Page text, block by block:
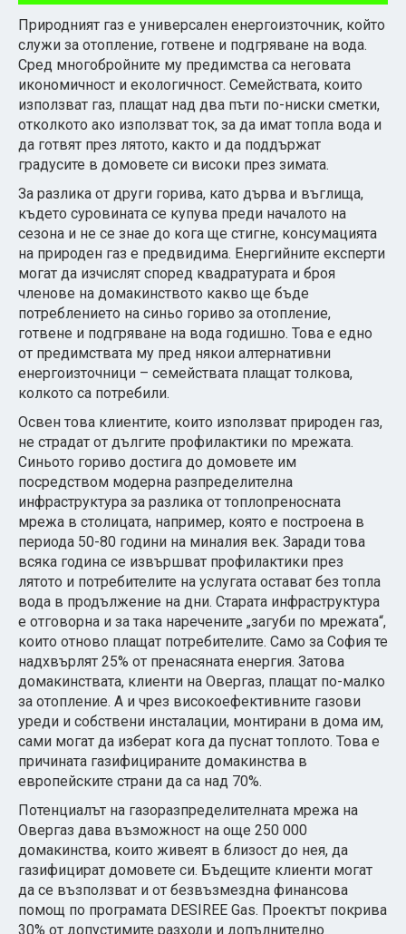
Природният газ е универсален енергоизточник, който
служи за отопление, готвене и подгряване на вода.
Сред многобройните му предимства са неговата
икономичност и екологичност. Семействата, които
използват газ, плащат над два пъти по-ниски сметки,
отколкото ако използват ток, за да имат топла вода и
да готвят през лятото, както и да поддържат
градусите в домовете си високи през зимата.
За разлика от други горива, като дърва и въглища,
където суровината се купува преди началото на
сезона и не се знае до кога ще стигне, консумацията
на природен газ е предвидима. Енергийните експерти
могат да изчислят според квадратурата и броя
членове на домакинството какво ще бъде
потреблението на синьо гориво за отопление,
готвене и подгряване на вода годишно. Това е едно
от предимствата му пред някои алтернативни
енергоизточници – семействата плащат толкова,
колкото са потребили.
Освен това клиентите, които използват природен газ,
не страдат от дългите профилактики по мрежата.
Синьото гориво достига до домовете им
посредством модерна разпределителна
инфраструктура за разлика от топлопреносната
мрежа в столицата, например, която е построена в
периода 50-80 години на миналия век. Заради това
всяка година се извършват профилактики през
лятото и потребителите на услугата остават без топла
вода в продължение на дни. Старата инфраструктура
е отговорна и за така наречените „загуби по мрежата“,
които отново плащат потребителите. Само за София те
надхвърлят 25% от пренасяната енергия. Затова
домакинствата, клиенти на Овергаз, плащат по-малко
за отопление. А и чрез високоефективните газови
уреди и собствени инсталации, монтирани в дома им,
сами могат да изберат кога да пуснат топлото. Това е
причината газифицираните домакинства в
европейските страни да са над 70%.
Потенциалът на газоразпределителната мрежа на
Овергаз дава възможност на още 250 000
домакинства, които живеят в близост до нея, да
газифицират домовете си. Бъдещите клиенти могат
да се възползват и от безвъзмездна финансова
помощ по програмата DESIREE Gas. Проектът покрива
30% от допустимите разходи и допълнително